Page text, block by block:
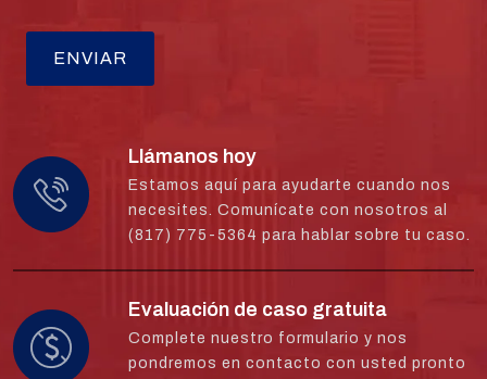
Llámanos hoy
Estamos aquí para ayudarte cuando nos
necesites. Comunícate con nosotros al
(817) 775-5364 para hablar sobre tu caso.
Evaluación de caso gratuita
Complete nuestro formulario y nos
pondremos en contacto con usted pronto